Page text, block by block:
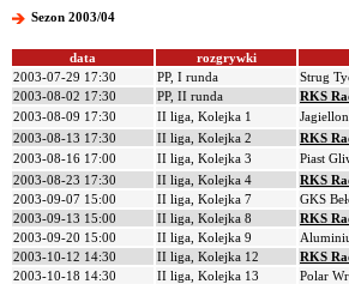
Sezon 2003/04
data rozgrywki
2003-07-29 17:30
PP, I runda Strug
2003-08-02 17:30
PP, II runda RKS
2003-08-09 17:30
II liga, Kolejka 1
2003-08-13 17:30
II liga, Kolejka 2 RKS
2003-08-16 17:00
II liga, Kolejka 3 Piast
2003-08-23 17:30
II liga, Kolejka 4 RKS
2003-09-07 15:00
II liga, Kolejka 7 GKS
2003-09-13 15:00
II liga, Kolejka 8 RKS
2003-09-20 15:00
II liga, Kolejka 9
2003-10-12 14:30
II liga, Kolejka 12 RKS
2003-10-18 14:30
II liga, Kolejka 13 Polar